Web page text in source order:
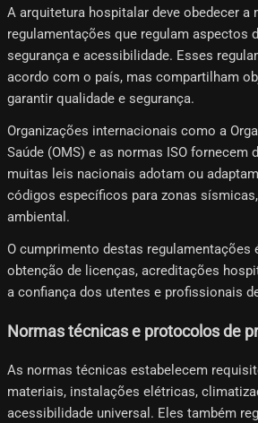
A arquitetura hospitalar deve obedecer a
regulamentações que regulam aspectos
segurança e acessibilidade. Esses
acordo com o país, mas compartilham
garantir qualidade e segurança.
Organizações internacionais como a
Saúde (OMS) e as normas ISO fornecem
muitas leis nacionais adotam ou
códigos específicos para zonas
ambiental.
O cumprimento destas regulamentações
obtenção de licenças, acreditações
a confiança dos utentes e profissionais
Normas técnicas e protocolos de
As normas técnicas estabelecem
materiais, instalações elétricas,
acessibilidade universal. Eles também